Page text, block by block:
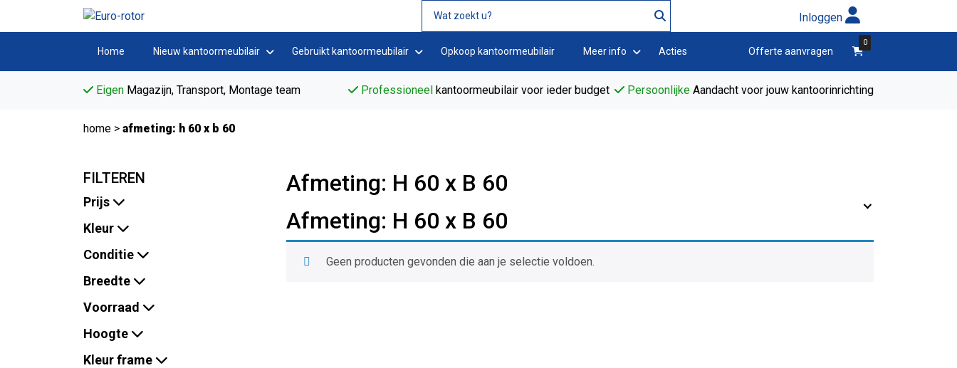
Inloggen
Home Nieuw kantoormeubilair Gebruikt kantoormeubilair Opkoop kantoormeubilair Meer info Acties winkelwagen
0
Offerte aanvragen
Eigen Magazijn, Transport, Montage team Professioneelkantoormeubilair voor ieder budget Persoonlijke Aandacht voor jouw kantoorinrichting
home > afmeting: h 60 x b 60
FILTEREN
Prijs
Kleur
Conditie
Breedte
Voorraad
Hoogte
Kleur frame
Afmeting: H 60 x B 60
Afmeting: H 60 x B 60
Geen producten gevonden die aan je selectie voldoen.